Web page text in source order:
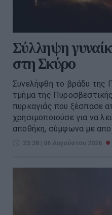
Σύλληψη
στη Σκύρο
Συνελήφθη το βράδυ της
τμήμα της
πυρκαγιάς που ξέσπασε
χρησιμοποιούσε για να
αποθήκη, σύμφωνα με
23:38 | 06 Αυγούστου 2026